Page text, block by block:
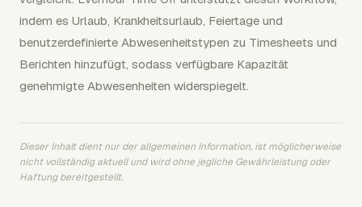
indem es Urlaub, Krankheitsurlaub, Feiertage und
benutzerdefinierte Abwesenheitstypen zu Timesheets und
Berichten hinzufügt, sodass verfügbare Kapazität
genehmigte Abwesenheiten widerspiegelt.
Dieser Inhalt dient nur der allgemeinen Information, ist möglicherweise
nicht vollständig aktuell und wird ohne jegliche Gewährleistung oder
Haftung bereitgestellt.